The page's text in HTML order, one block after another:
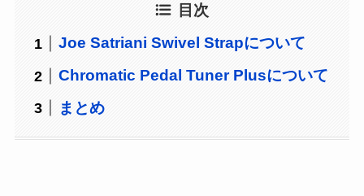
目次
Joe Satriani Swivel Strapについて
Chromatic Pedal Tuner Plusについて
まとめ